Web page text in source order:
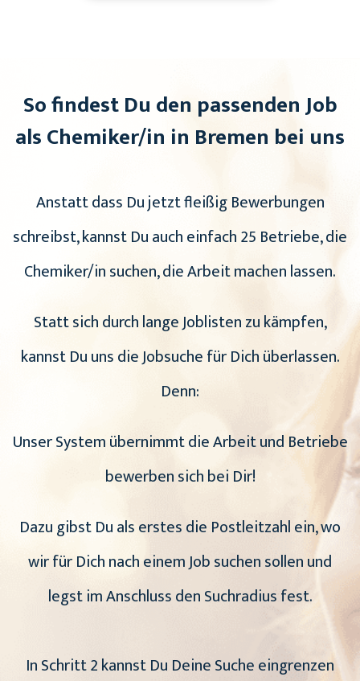
So findest Du den passenden Job
als Chemiker/in in Bremen bei uns
Anstatt dass Du jetzt fleißig Bewerbungen
schreibst, kannst Du auch einfach 25 Betriebe, die
Chemiker/in suchen, die Arbeit machen lassen.
Statt sich durch lange Joblisten zu kämpfen,
kannst Du uns die Jobsuche für Dich überlassen.
Denn:
Unser System übernimmt die Arbeit und Betriebe
bewerben sich bei Dir!
Dazu gibst Du als erstes die Postleitzahl ein, wo
wir für Dich nach einem Job suchen sollen und
legst im Anschluss den Suchradius fest.
In Schritt 2 kannst Du Deine Suche eingrenzen